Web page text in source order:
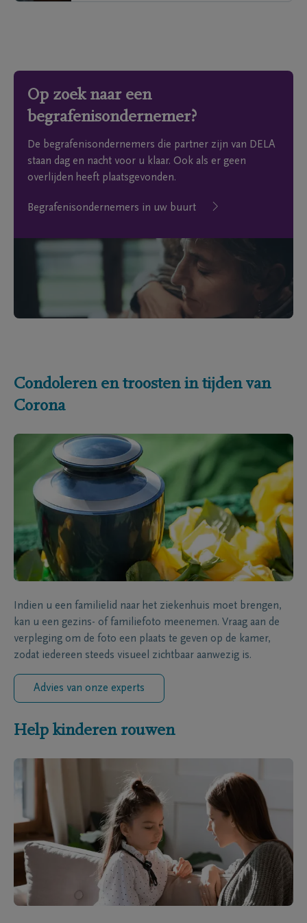
Op zoek naar een
begrafenisondernemer?
De begrafenisondernemers die partner zijn van DELA
staan dag en nacht voor u klaar. Ook als er geen
overlijden heeft plaatsgevonden.
Begrafenisondernemers in uw buurt
Condoleren en troosten in tijden van
Corona
Indien u een familielid naar het ziekenhuis moet brengen,
kan u een gezins- of familiefoto meenemen. Vraag aan de
verpleging om de foto een plaats te geven op de kamer,
zodat iedereen steeds visueel zichtbaar aanwezig is.
Advies van onze experts
Help kinderen rouwen